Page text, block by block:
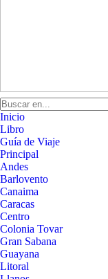
Inicio
Libro
Guía de Viaje
Principal
Andes
Barlovento
Canaima
Caracas
Centro
Colonia Tovar
Gran Sabana
Guayana
Litoral